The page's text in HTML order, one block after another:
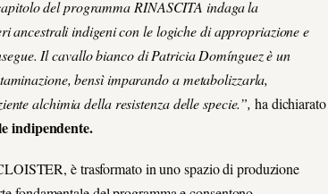
del programma RINASCITA indaga la
ancestrali indigeni con le logiche di appropriazione e
Il cavallo bianco di Patricia Domínguez è un
bensì imparando a metabolizzarla,
alchimia della resistenza delle specie.”, ha dichiarato
indipendente.
è trasformato in uno spazio di produzione